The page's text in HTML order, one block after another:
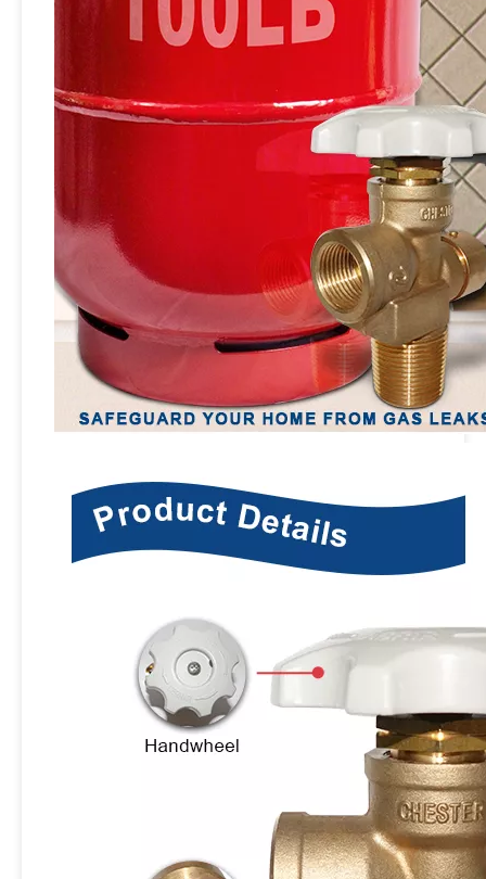
Sian V6S3 LPG Cylinder Pol Valve Propana Gas Tank Valves Untuk Vietnam
Sian LPG Cylinder Valves Produsen UL Certification Brass Propana Pol Tank Vavle Untuk Filipina Sian pv06 keamanan kuningan lpg gas silinder gas pol katup kontrol tangki propana